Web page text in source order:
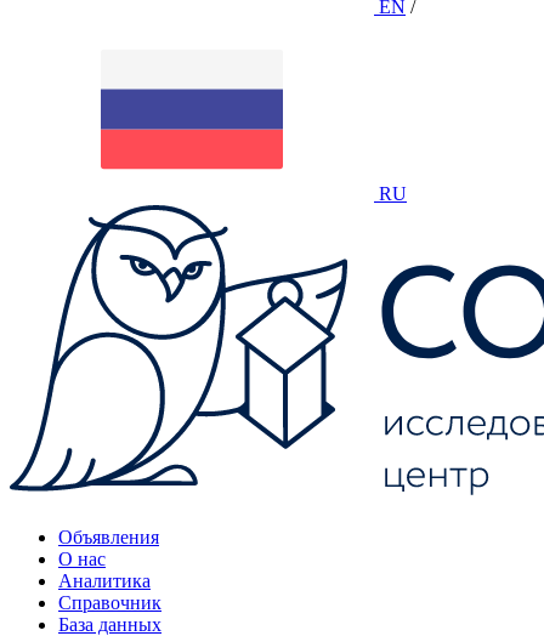
EN /
RU
Объявления
О нас
Аналитика
Справочник
База данных